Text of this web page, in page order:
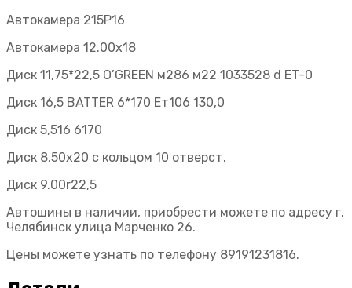
Автокамера 215Р16
Автокамера 12.00х18
Диск 11,75*22,5 O’GREEN м286 м22 1033528 d ET-0
Диск 16,5 BATTER 6*170 Eт106 130,0
Диск 5,516 6170
Диск 8,50х20 с кольцом 10 отверст.
Диск 9.00r22,5
Автошины в наличии, приобрести можете по адресу г.
Челябинск улица Марченко 26.
Цены можете узнать по телефону 89191231816.